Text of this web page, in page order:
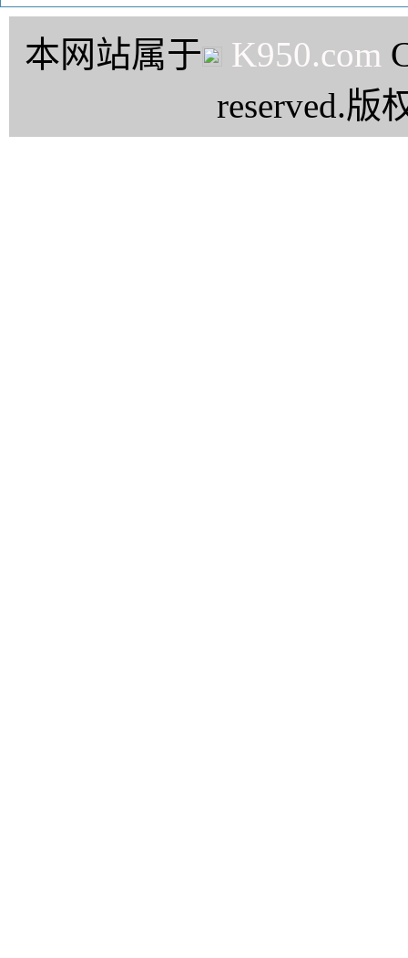
本网站属于 K950.com
reserved.版